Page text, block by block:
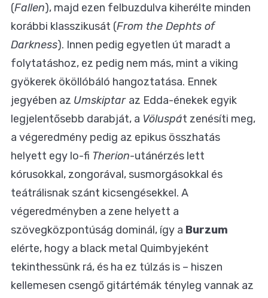
(Fallen), majd ezen felbuzdulva kiherélte minden
korábbi klasszikusát (From the Dephts of
Darkness). Innen pedig egyetlen út maradt a
folytatáshoz, ez pedig nem más, mint a viking
gyökerek ököllóbáló hangoztatása. Ennek
jegyében az Umskiptar az Edda-énekek egyik
legjelentősebb darabját, a Völuspát zenésíti meg,
a végeredmény pedig az epikus összhatás
helyett egy lo-fi Therion-utánérzés lett
kórusokkal, zongorával, susmorgásokkal és
teátrálisnak szánt kicsengésekkel. A
végeredményben a zene helyett a
szövegközpontúság dominál, így a Burzum
elérte, hogy a black metal Quimbyjeként
tekinthessünk rá, és ha ez túlzás is – hiszen
kellemesen csengő gitártémák tényleg vannak az